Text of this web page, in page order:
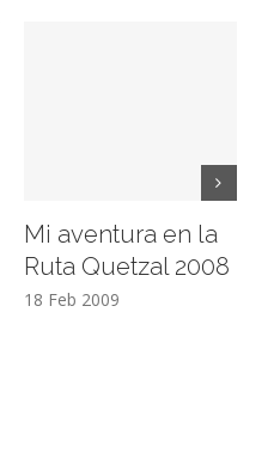
Mi aventura en la
Ruta Quetzal 2008
18 Feb 2009